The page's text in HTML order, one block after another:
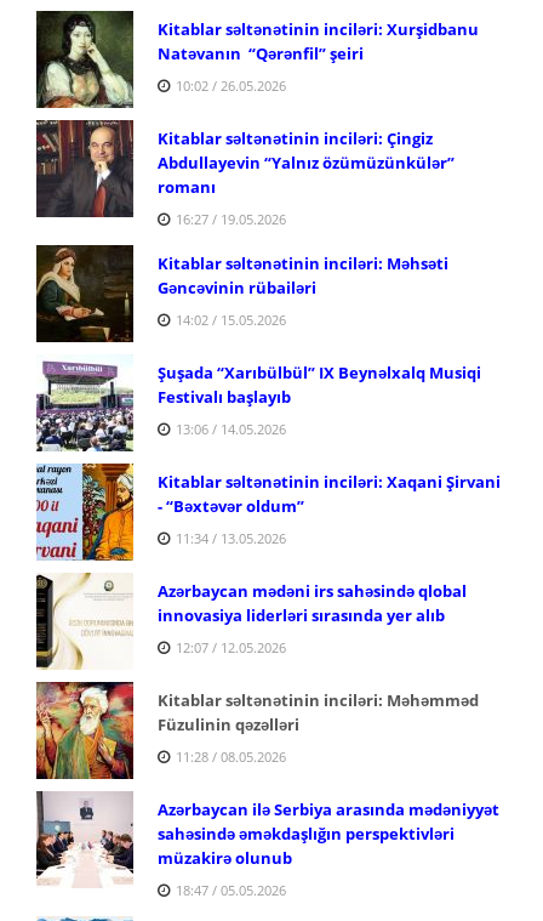
Kitablar səltənətinin inciləri: Xurşidbanu
Natəvanın “Qərənfil” şeiri
10:02 / 26.05.2026
Kitablar səltənətinin inciləri: Çingiz
Abdullayevin “Yalnız özümüzünkülər”
romanı
16:27 / 19.05.2026
Kitablar səltənətinin inciləri: Məhsəti
Gəncəvinin rübailəri
14:02 / 15.05.2026
Şuşada “Xarıbülbül” IX Beynəlxalq Musiqi
Festivalı başlayıb
13:06 / 14.05.2026
Kitablar səltənətinin inciləri: Xaqani Şirvani
-“Bəxtəvər oldum”
11:34 / 13.05.2026
Azərbaycan mədəni irs sahəsində qlobal
innovasiya liderləri sırasında yer alıb
12:07 / 12.05.2026
Kitablar səltənətinin inciləri: Məhəmməd
Füzulinin qəzəlləri
11:28 / 08.05.2026
Azərbaycan ilə Serbiya arasında mədəniyyət
sahəsində əməkdaşlığın perspektivləri
müzakirə olunub
18:47 / 05.05.2026